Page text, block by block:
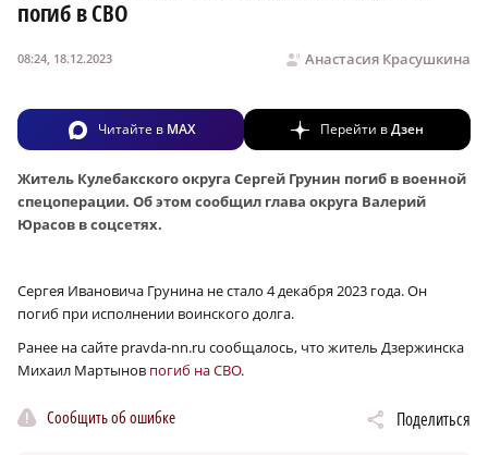
погиб в СВО
Анастасия Красушкина
08:24, 18.12.2023
Читайте в MAX Перейти вДзен
Житель Кулебакского округа Сергей Грунин погиб в военной
спецоперации. Об этом сообщил глава округа Валерий
Юрасов в соцсетях.
Сергея Ивановича Грунина не стало 4 декабря 2023 года. Он
погиб при исполнении воинского долга.
Ранее на сайте pravda-nn.ru сообщалось, что житель Дзержинска
Михаил Мартынов погиб на СВО.
Сообщить об ошибке Поделиться